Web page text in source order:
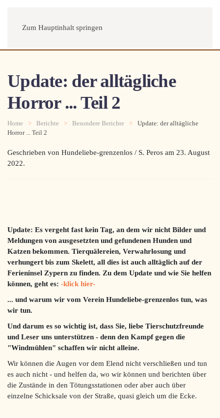
Zum Hauptinhalt springen
Menü
Update: der alltägliche
Horror ... Teil 2
Home Berichte Besondere Berichte
Update: der alltägliche
Horror ... Teil 2
Geschrieben von Hundeliebe-grenzenlos / S. Peros am 23. August
2022.
Update: Es vergeht fast kein Tag, an dem wir nicht Bilder und
Meldungen von ausgesetzten und gefundenen Hunden und
Katzen bekommen. Tierquälereien, Verwahrlosung und
verhungert bis zum Skelett, all dies ist auch alltäglich auf der
Ferieninsel Zypern zu finden. Zu dem Update und wie Sie helfen
können, geht es: -klick hier-
... und warum wir vom Verein Hundeliebe-grenzenlos tun, was
wir tun.
Und darum es so wichtig ist, dass Sie, liebe Tierschutzfreunde
und Leser uns unterstützen - denn den Kampf gegen die
"Windmühlen" schaffen wir nicht alleine.
Wir können die Augen vor dem Elend nicht verschließen und tun
es auch nicht - und helfen da, wo wir können und berichten über
die Zustände in den Tötungsstationen oder aber auch über
einzelne Schicksale von der Straße, quasi gleich um die Ecke.